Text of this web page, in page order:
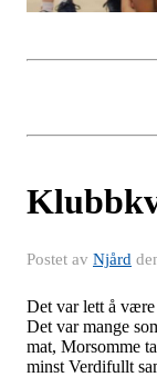
Postet av Njård
Det var lett å
Det var mange
mat, Morsomme
minst Verdifullt